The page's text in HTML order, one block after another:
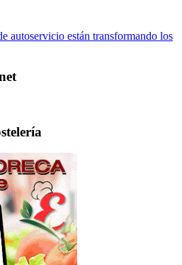
autoservicio están transformando los